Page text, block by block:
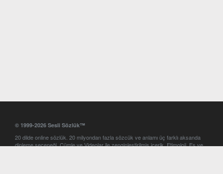
© 1999-2026 Sesli Sözlük™
20 dilde online sözlük. 20 milyondan fazla sözcük ve anlamı üç farklı aksanda
dinleme seçeneği. Cümle ve Videolar ile zenginleştirilmiş içerik. Etimoloji, Eş ve